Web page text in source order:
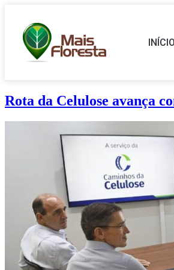
INÍCIO
Rota da Celulose avança